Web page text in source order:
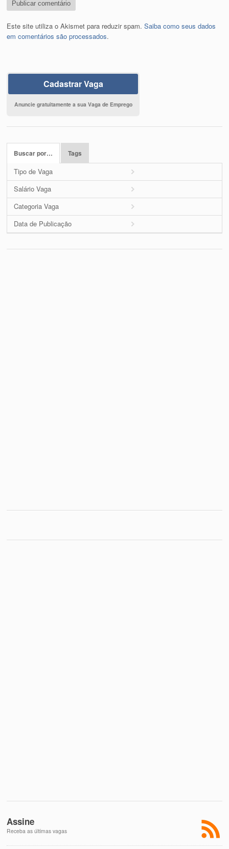
Este site utiliza o Akismet para reduzir spam.Saiba como seus dados
em comentários são processados.
Cadastrar Vaga
Anuncie gratuitamente a sua Vaga de Emprego
Buscar por… Tags
Tipo de Vaga
Salário Vaga
Categoria Vaga
Data de Publicação
Assine
Receba as últimas vagas